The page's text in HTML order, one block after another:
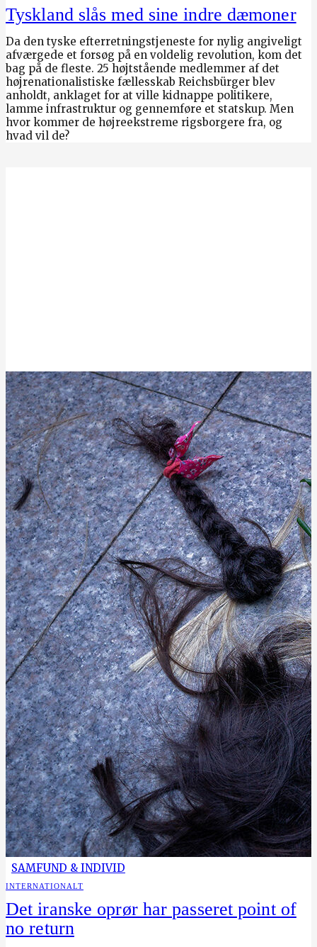
Tyskland slås med sine indre dæmoner
Da den tyske efterretningstjeneste for nylig angiveligt
afværgede et forsøg på en voldelig revolution, kom det
bag på de fleste. 25 højtstående medlemmer af det
højrenationalistiske fællesskab Reichsbürger blev
anholdt, anklaget for at ville kidnappe politikere,
lamme infrastruktur og gennemføre et statskup. Men
hvor kommer de højreekstreme rigsborgere fra, og
hvad vil de?
SAMFUND & INDIVID
INTERNATIONALT
Det iranske oprør har passeret point of
no return